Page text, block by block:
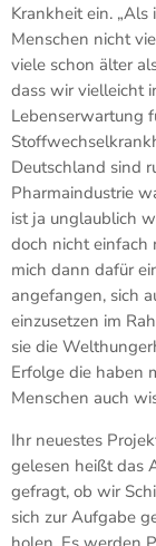
Krankheit ein.
Menschen nicht
viele schon älter
dass wir vielleicht
Lebenserwartung
Deutschland sind
Pharmaindustrie
ist ja unglaublich
doch nicht einfach
mich dann dafür
angefangen, sich
einzusetzen im
sie die
Erfolge die haben
Menschen auch
Ihr neuestes
gelesen heißt das
gefragt, ob wir
sich zur Aufgabe